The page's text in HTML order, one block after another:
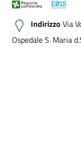
Indirizzo Via
Ospedale S. Maria